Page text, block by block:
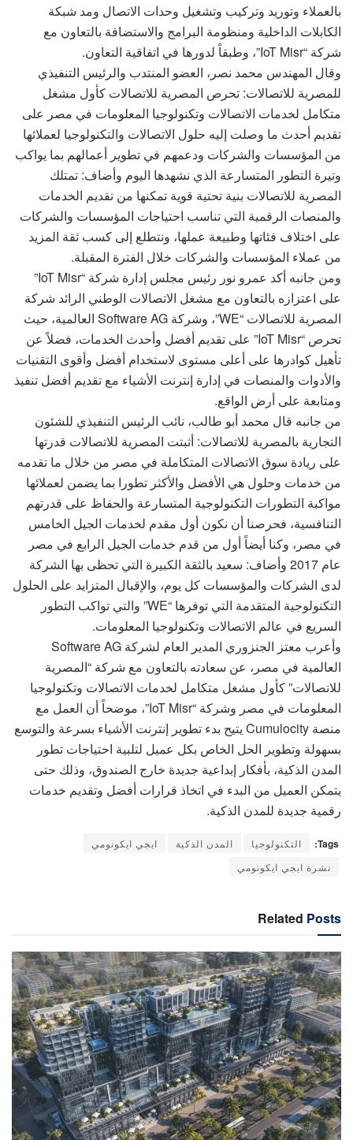
بالعملاء وتوريد وتركيب وتشغيل وحدات الاتصال ومد شبكة
الكابلات الداخلية ومنظومة البرامج والاستضافة بالتعاون مع
شركة “IoT Misr”، وطبقاً لدورها في اتفاقية التعاون.
وقال المهندس محمد نصر، العضو المنتدب والرئيس التنفيذي
للمصرية للاتصالات: تحرص المصرية للاتصالات كأول مشغل
متكامل لخدمات الاتصالات وتكنولوجيا المعلومات في مصر على
تقديم أحدث ما وصلت إليه حلول الاتصالات والتكنولوجيا لعملائها
من المؤسسات والشركات ودعمهم في تطوير أعمالهم بما يواكب
وتيرة التطور المتسارعة الذي نشهدها اليوم وأضاف: تمتلك
المصرية للاتصالات بنية تحتية قوية تمكنها من تقديم الخدمات
والمنصات الرقمية التي تناسب احتياجات المؤسسات والشركات
على اختلاف فئاتها وطبيعة عملها، ونتطلع إلى كسب ثقة المزيد
من عملاء المؤسسات والشركات خلال الفترة المقبلة.
ومن جانبه أكد عمرو نور رئيس مجلس إدارة شركة “IoT Misr”
على اعتزازه بالتعاون مع مشغل الاتصالات الوطني الرائد شركة
المصرية للاتصالات “WE”، وشركة Software AG العالمية، حيث
تحرص “IoT Misr” على تقديم أفضل وأحدث الخدمات، فضلاً عن
تأهيل كوادرها على أعلى مستوى لاستخدام أفضل وأقوى التقنيات
والأدوات والمنصات في إدارة إنترنت الأشياء مع تقديم أفضل تنفيذ
ومتابعة على أرض الواقع.
من جانبه قال محمد أبو طالب، نائب الرئيس التنفيذي للشئون
التجارية بالمصرية للاتصالات: أثبتت المصرية للاتصالات قدرتها
على ريادة سوق الاتصالات المتكاملة في مصر من خلال ما تقدمه
من خدمات وحلول هي الأفضل والأكثر تطورا بما يضمن لعملائها
مواكبة التطورات التكنولوجية المتسارعة والحفاظ على قدرتهم
التنافسية، فحرصنا أن نكون أول مقدم لخدمات الجيل الخامس
في مصر، وكنا أيضاً أول من قدم خدمات الجيل الرابع في مصر
عام 2017 وأضاف: سعيد بالثقة الكبيرة التي تحظى بها الشركة
لدى الشركات والمؤسسات كل يوم، والإقبال المتزايد على الحلول
التكنولوجية المتقدمة التي توفرها “WE” والتي تواكب التطور
السريع في عالم الاتصالات وتكنولوجيا المعلومات.
وأعرب معتز الجنزوري المدير العام لشركة Software AG
العالمية في مصر، عن سعادته بالتعاون مع شركة “المصرية
للاتصالات” كأول مشغل متكامل لخدمات الاتصالات وتكنولوجيا
المعلومات في مصر وشركة “IoT Misr”، موضحاً أن العمل مع
منصة Cumulocity يتيح بدء تطوير إنترنت الأشياء بسرعة والتوسع
بسهولة وتطوير الحل الخاص بكل عميل لتلبية احتياجات تطور
المدن الذكية، بأفكار إبداعية جديدة خارج الصندوق، وذلك حتى
يتمكن العميل من البدء في اتخاذ قرارات أفضل وتقديم خدمات
رقمية جديدة للمدن الذكية.
Tags: التكنولوجيا المدن الذكية
ايجي ايكونومي
نشرة ايجي ايكونومي
Related Posts